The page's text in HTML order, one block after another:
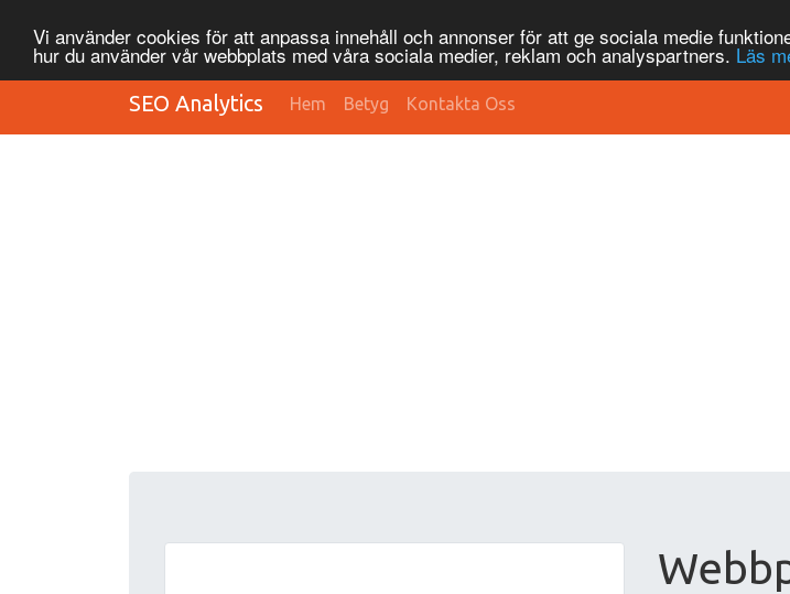
Vi använder cookies för att anpassa innehåll och annonser för att ge sociala medie
hur du använder vår webbplats med våra sociala medier, reklam och analyspartners. Läs
SEO Analytics Hem Betyg Kontakta Oss